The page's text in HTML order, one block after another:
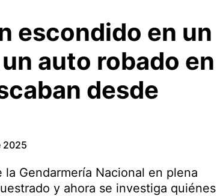
escondido en un
auto robado en
desde
2025
Gendarmería Nacional en plena
y ahora se investiga quiénes